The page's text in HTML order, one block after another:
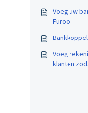
Voeg uw
Furoo
Voeg
klanten